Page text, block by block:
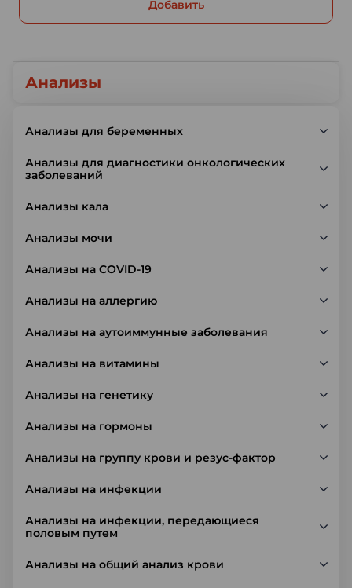
Анализы
Анализы для беременных
Анализы для диагностики онкологических
заболеваний
Анализы кала
Анализы мочи
Анализы на COVID-19
Анализы на аллергию
Анализы на аутоиммунные заболевания
Анализы на витамины
Анализы на генетику
Анализы на гормоны
Анализы на группу крови и резус-фактор
Анализы на инфекции
Анализы на инфекции, передающиеся
половым путем
Анализы на общий анализ крови
Добавить